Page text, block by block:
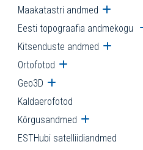
Maakatastri andmed Ava
Eesti topograafia andmekogu
Kitsenduste andmed Ava
Ortofotod Ava alammenüü
Geo3D Ava alammenüü
Kaldaerofotod
Kõrgusandmed Ava
ESTHubi satelliidiandmed